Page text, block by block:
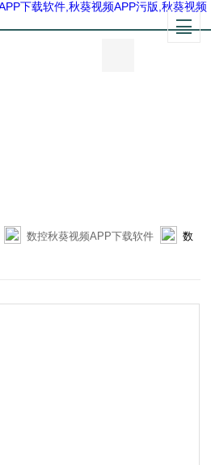
下载软件,秋葵视频APP污版,秋葵视频
数控秋葵视频APP下载软件
数